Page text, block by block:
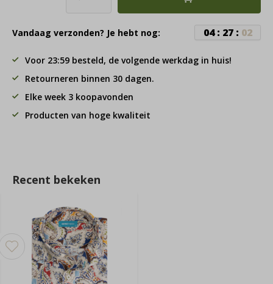
Vandaag verzonden? Je hebt nog: 04: 27: 02
Voor 23:59 besteld, de volgende werkdag in huis!
Retourneren binnen 30 dagen.
Elke week 3 koopavonden
Producten van hoge kwaliteit
Recent bekeken